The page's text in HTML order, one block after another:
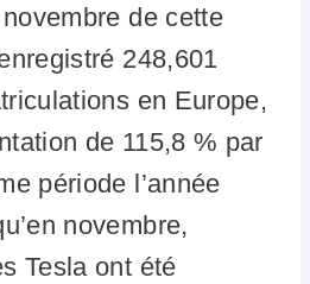
de cette
248,601
en Europe,
de 115,8 % par
période l’année
novembre,
Tesla ont été